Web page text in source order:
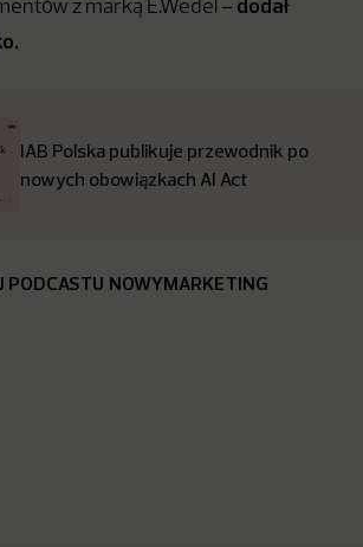
z marką E.Wedel – dodał
IAB Polska publikuje przewodnik po
nowych obowiązkach AI Act
PODCASTU NOWYMARKETING